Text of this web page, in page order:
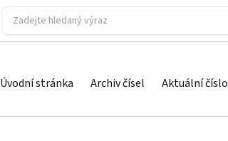
Úvodní stránka Archiv čísel Aktuální číslo